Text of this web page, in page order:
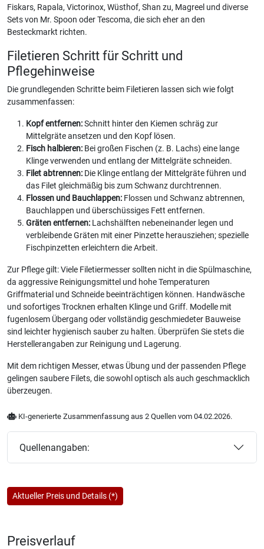
Fiskars, Rapala, Victorinox, Wüsthof, Shan zu, Magreel und diverse
Sets von Mr. Spoon oder Tescoma, die sich eher an den
Besteckmarkt richten.
Filetieren Schritt für Schritt und
Pflegehinweise
Die grundlegenden Schritte beim Filetieren lassen sich wie folgt
zusammenfassen:
Kopf entfernen:Schnitt hinter den Kiemen schräg zur
Mittelgräte ansetzen und den Kopf lösen.
Fisch halbieren: Bei großen Fischen (z. B. Lachs) eine lange
Klinge verwenden und entlang der Mittelgräte schneiden.
Filet abtrennen: Die Klinge entlang der Mittelgräte führen und
das Filet gleichmäßig bis zum Schwanz durchtrennen.
Flossen und Bauchlappen: Flossen und Schwanz abtrennen,
Bauchlappen und überschüssiges Fett entfernen.
Gräten entfernen: Lachshälften nebeneinander legen und
verbleibende Gräten mit einer Pinzette herausziehen; spezielle
Fischpinzetten erleichtern die Arbeit.
Zur Pflege gilt: Viele Filetiermesser sollten nicht in die Spülmaschine,
da aggressive Reinigungsmittel und hohe Temperaturen
Griffmaterial und Schneide beeinträchtigen können. Handwäsche
und sofortiges Trocknen erhalten Klinge und Griff. Modelle mit
fugenlosem Übergang oder vollständig geschmiedeter Bauweise
sind leichter hygienisch sauber zu halten. Überprüfen Sie stets die
Herstellerangaben zur Reinigung und Lagerung.
Mit dem richtigen Messer, etwas Übung und der passenden Pflege
gelingen saubere Filets, die sowohl optisch als auch geschmacklich
überzeugen.
KI-generierte Zusammenfassung aus 2 Quellen vom 04.02.2026.
Quellenangaben:
Aktueller Preis und Details (*)
Preisverlauf